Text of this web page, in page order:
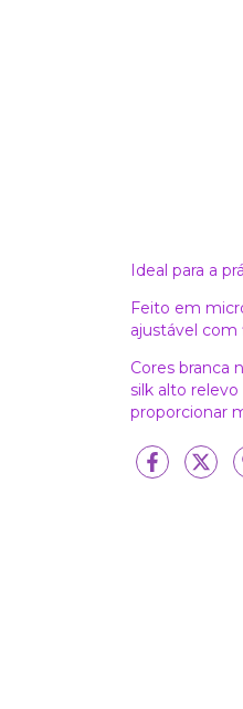
Ideal para a
Feito em
ajustável com
Cores branca
silk alto relevo
proporcionar